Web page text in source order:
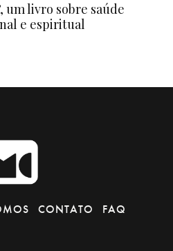
um livro sobre saúde
e espiritual
CONTATO
FAQ